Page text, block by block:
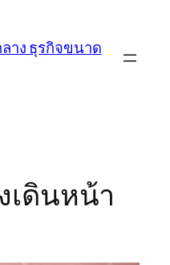
าง ธุรกิจขนาด
เดินหน้า